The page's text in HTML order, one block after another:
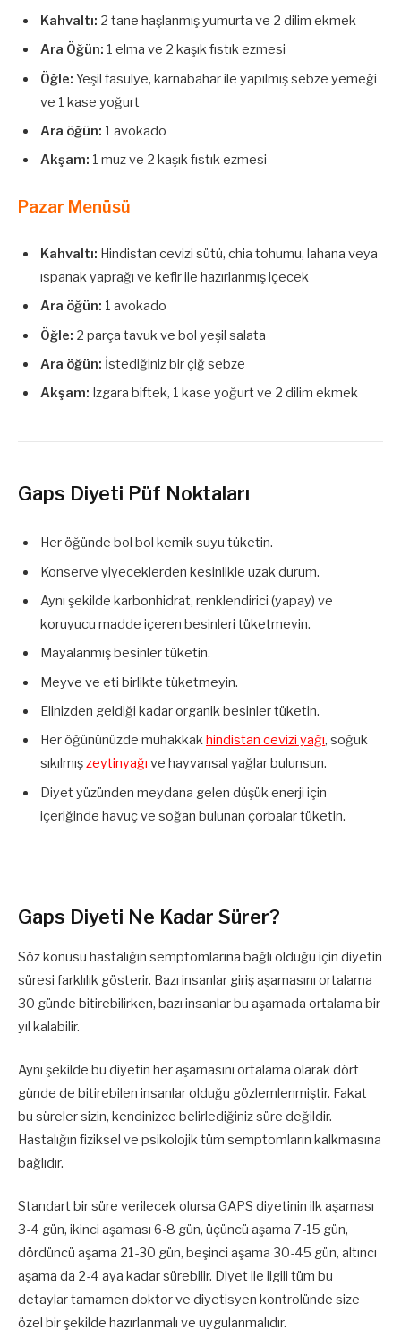
Kahvaltı: 2 tane haşlanmış yumurta ve 2 dilim ekmek
Ara Öğün: 1 elma ve 2 kaşık fıstık ezmesi
Öğle: Yeşil fasulye, karnabahar ile yapılmış sebze yemeği
ve 1 kase yoğurt
Ara öğün: 1 avokado
Akşam: 1 muz ve 2 kaşık fıstık ezmesi
Pazar Menüsü
Kahvaltı: Hindistan cevizi sütü, chia tohumu, lahana veya
ıspanak yaprağı ve kefir ile hazırlanmış içecek
Ara öğün: 1 avokado
Öğle: 2 parça tavuk ve bol yeşil salata
Ara öğün: İstediğiniz bir çiğ sebze
Akşam: Izgara biftek, 1 kase yoğurt ve 2 dilim ekmek
Gaps Diyeti Püf Noktaları
Her öğünde bol bol kemik suyu tüketin.
Konserve yiyeceklerden kesinlikle uzak durum.
Aynı şekilde karbonhidrat, renklendirici (yapay) ve
koruyucu madde içeren besinleri tüketmeyin.
Mayalanmış besinler tüketin.
Meyve ve eti birlikte tüketmeyin.
Elinizden geldiği kadar organik besinler tüketin.
Her öğününüzde muhakkakhindistan cevizi yağı, soğuk
sıkılmışzeytinyağı ve hayvansal yağlar bulunsun.
Diyet yüzünden meydana gelen düşük enerji için
içeriğinde havuç ve soğan bulunan çorbalar tüketin.
Gaps Diyeti Ne Kadar Sürer?
Söz konusu hastalığın semptomlarına bağlı olduğu için diyetin
süresi farklılık gösterir. Bazı insanlar giriş aşamasını ortalama
30 günde bitirebilirken, bazı insanlar bu aşamada ortalama bir
yıl kalabilir.
Aynı şekilde bu diyetin her aşamasını ortalama olarak dört
günde de bitirebilen insanlar olduğu gözlemlenmiştir. Fakat
bu süreler sizin, kendinizce belirlediğiniz süre değildir.
Hastalığın fiziksel ve psikolojik tüm semptomların kalkmasına
bağlıdır.
Standart bir süre verilecek olursa GAPS diyetinin ilk aşaması
3-4 gün, ikinci aşaması 6-8 gün, üçüncü aşama 7-15 gün,
dördüncü aşama 21-30 gün, beşinci aşama 30-45 gün, altıncı
aşama da 2-4 aya kadar sürebilir. Diyet ile ilgili tüm bu
detaylar tamamen doktor ve diyetisyen kontrolünde size
özel bir şekilde hazırlanmalı ve uygulanmalıdır.